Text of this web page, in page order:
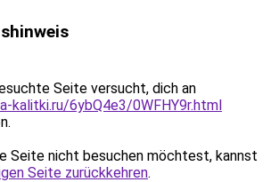
Seite versucht, dich an
kalitki.ru/6ybQ4e3/0WFHY9r.html
Seite nicht besuchen möchtest, kannst
Seite zurückkehren.